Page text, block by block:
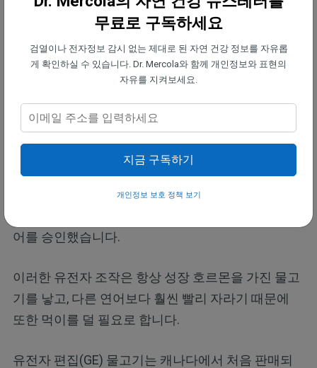
니다.
2017년, FDA는 편집되거나 조작된 DNA를 가진 동물
들을 약물로 분류하기 시작할 것이라고 발표했고, 그
공학 업계의 반발을 불러일으켰습니다.
이에 앞서, 2015년 11월, FDA는 치누크(Chinook) 연
어의 성장을 촉진하는 유전자와 뱀장어 같은 바다 메
기의 '촉진제' 유전자를 포함한 서로 다른 두 물고기
어를 승인했습니다.
이러한 유전자 조작은 항상 성장 호르몬을 가진 물고
기를 낳고, 다른 연어보다 훨씬 빨리 자라기 때문에
또한 먹이를 덜 필요로 합니다.
유전자 편집(GE) 물고기는 캐나다에서 처음 판매되
무료로 구독하세요
검열이나 전자정보 감시 없는 제대로 된 자연 건강 정보를 자유롭
게 확인하실 수 있습니다. Dr. Mercola와 함께 개인정보와 표현의
자유를 지켜보세요.
지금 구독하기
개인정보 보호 정책 보기